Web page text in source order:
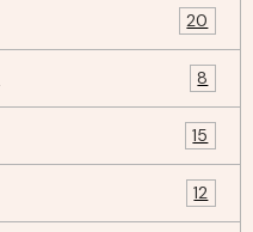
20
8
15
12